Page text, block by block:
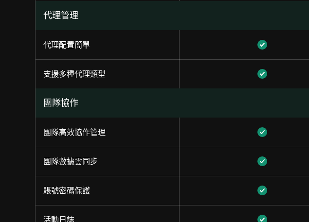
代理管理
代理配置簡單
支援多種代理類型
團隊協作
團隊高效協作管理
團隊數據雲同步
賬號密碼保護
活動日誌